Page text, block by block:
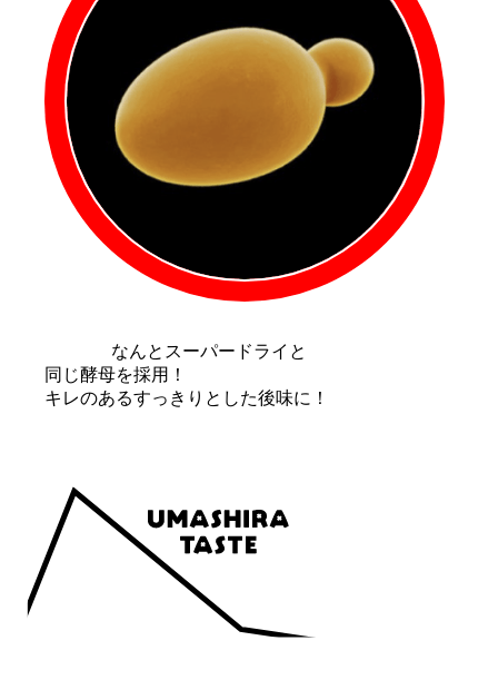
なんとスーパードライと
同じ酵母を採用！
キレのあるすっきりとした後味に！